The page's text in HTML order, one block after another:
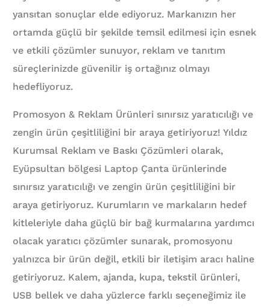
yansıtan sonuçlar elde ediyoruz. Markanızın her
ortamda güçlü bir şekilde temsil edilmesi için esnek
ve etkili çözümler sunuyor, reklam ve tanıtım
süreçlerinizde güvenilir iş ortağınız olmayı
hedefliyoruz.
Promosyon & Reklam Ürünleri sınırsız yaratıcılığı ve
zengin ürün çeşitliliğini bir araya getiriyoruz! Yıldız
Kurumsal Reklam ve Baskı Çözümleri olarak,
Eyüpsultan bölgesi Laptop Çanta ürünlerinde
sınırsız yaratıcılığı ve zengin ürün çeşitliliğini bir
araya getiriyoruz. Kurumların ve markaların hedef
kitleleriyle daha güçlü bir bağ kurmalarına yardımcı
olacak yaratıcı çözümler sunarak, promosyonu
yalnızca bir ürün değil, etkili bir iletişim aracı haline
getiriyoruz. Kalem, ajanda, kupa, tekstil ürünleri,
USB bellek ve daha yüzlerce farklı seçeneğimiz ile